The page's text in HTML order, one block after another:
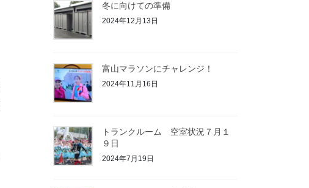
冬に向けての準備
2024年12月13日
富山マラソンにチャレンジ！
2024年11月16日
トランクルーム 空室状況７月１
９日
2024年7月19日